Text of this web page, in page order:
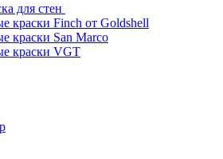
для стен
краски Finch от Goldshell
краски San Marco
краски VGT